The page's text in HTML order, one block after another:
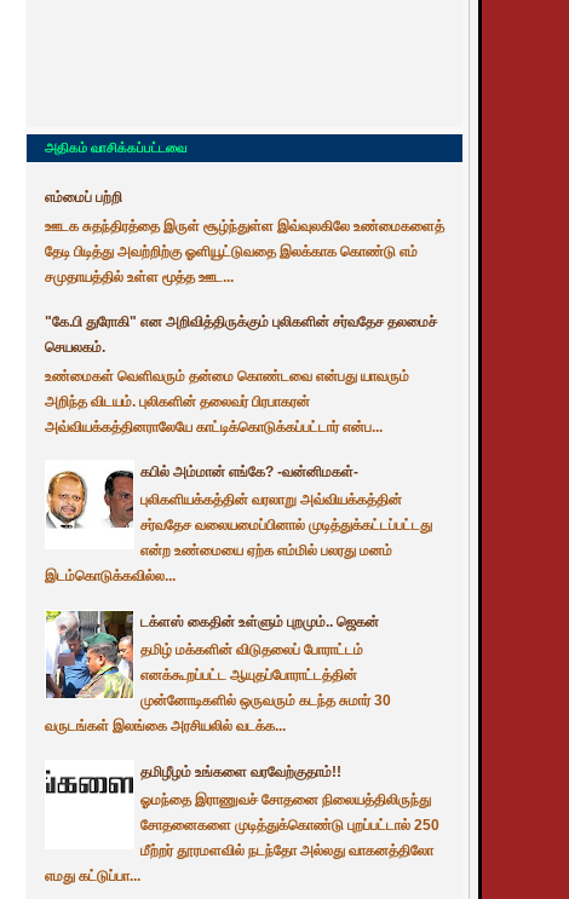
அதிகம் வாசிக்கப்பட்டவை
எம்மைப் பற்றி
ஊடக சுதந்திரத்தை இருள் சூழ்ந்துள்ள இவ்வுலகிலே உண்மைகளைத்
தேடி பிடித்து அவற்றிற்கு ஓளியூட்டுவதை இலக்காக கொண்டு எம்
சமுதாயத்தில் உள்ள மூத்த ஊட...
"கே.பி துரோகி" என அறிவித்திருக்கும் புலிகளின் சர்வதேச தலமைச்
செயலகம்.
உண்மைகள் வெளிவரும் தன்மை கொண்டவை என்பது யாவரும்
அறிந்த விடயம். புலிகளின் தலைவர் பிரபாகரன்
அவ்வியக்கத்தினராலேயே காட்டிக்கொடுக்கப்பட்டார் என்ப...
கபில் அம்மான் எங்கே? -வன்னிமகள்-
புலிகளியக்கத்தின் வரலாறு அவ்வியக்கத்தின்
சர்வதேச வலையமைப்பினால் முடித்துக்கட்டப்பட்டது
என்ற உண்மையை ஏற்க எம்மில் பலரது மனம்
இடம்கொடுக்கவில்ல...
டக்ளஸ் கைதின் உள்ளும் புறமும்.. ஜெகன்
தமிழ் மக்களின் விடுதலைப் போராட்டம்
எனக்கூறப்பட்ட ஆயுதப்போராட்டத்தின்
முன்னோடிகளில் ஒருவரும் கடந்த சுமார் 30
வருடங்கள் இலங்கை அரசியலில் வடக்க...
தமிழீழம் உங்களை வரவேற்குதாம்!!
ஓமந்தை இராணுவச் சோதனை நிலையத்திலிருந்து
சோதனைகளை முடித்துக்கொண்டு புறப்பட்டால் 250
மீற்றர் தூரமளவில் நடந்தோ அல்லது வாகனத்திலோ
எமது கட்டுப்பா...